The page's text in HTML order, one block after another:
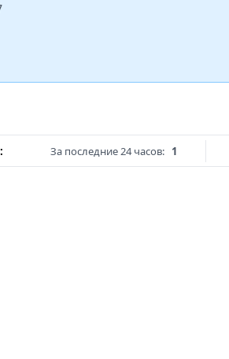
За последние 24 часов: 1